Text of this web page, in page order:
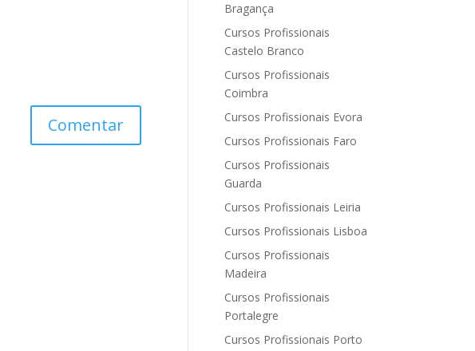
Bragança
Cursos Profissionais
Castelo Branco
Cursos Profissionais
Coimbra
Cursos Profissionais Evora
Cursos Profissionais Faro
Cursos Profissionais
Guarda
Cursos Profissionais Leiria
Cursos Profissionais Lisboa
Cursos Profissionais
Madeira
Cursos Profissionais
Portalegre
Cursos Profissionais Porto